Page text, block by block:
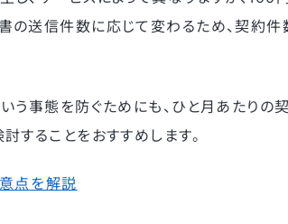
の送信件数に応じて変わるため、契約
う事態を防ぐためにも、ひと月あたり
することをおすすめします。
点を解説